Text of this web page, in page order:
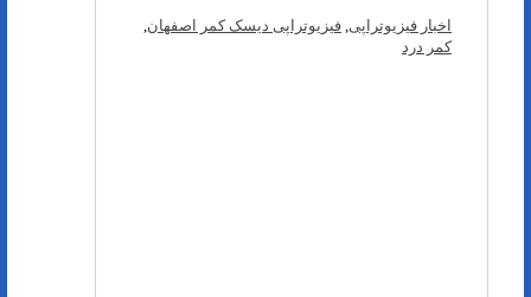
اخبار فیزیوتراپی, فیزیوتراپی دیسک کمر اصفهان,
کمر درد